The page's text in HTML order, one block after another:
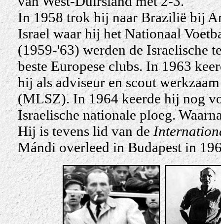
In 1958 trok hij naar Brazilië bij
Israel waar hij het Nationaal
(1959-'63) werden de Israelische
beste Europese clubs. In 1963
hij als adviseur en scout
(MLSZ). In 1964 keerde hij nog
Israelische nationale ploeg.
Hij is tevens lid van de
Mándi overleed in Budapest in